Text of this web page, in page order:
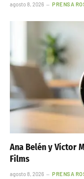
agosto 8, 2026 PRENSA
Ana Belén y Víctor
Films
agosto 8, 2026 PRENSA